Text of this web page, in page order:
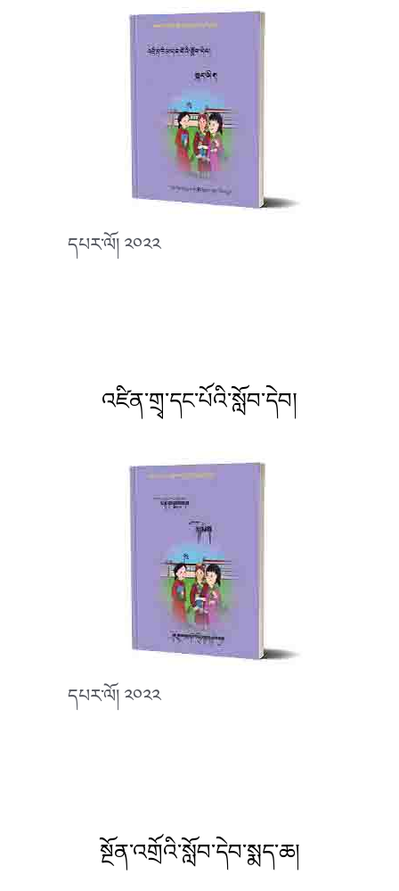
དཔར་ལོ། ༢༠༢༢
འཛིན་གྲྭ་དང་པོའི་སློབ་དེབ།
དཔར་ལོ། ༢༠༢༢
སྔོན་འགྲོའི་སློབ་དེབ་སྨད་ཆ།